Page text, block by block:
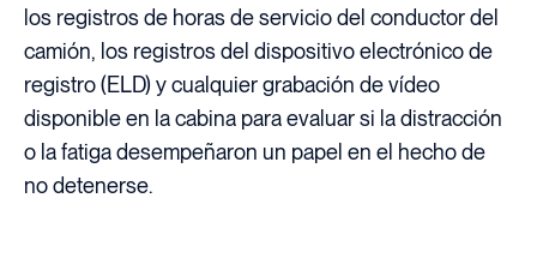
los registros de horas de servicio del conductor del
camión, los registros del dispositivo electrónico de
registro (ELD) y cualquier grabación de vídeo
disponible en la cabina para evaluar si la distracción
o la fatiga desempeñaron un papel en el hecho de
no detenerse.